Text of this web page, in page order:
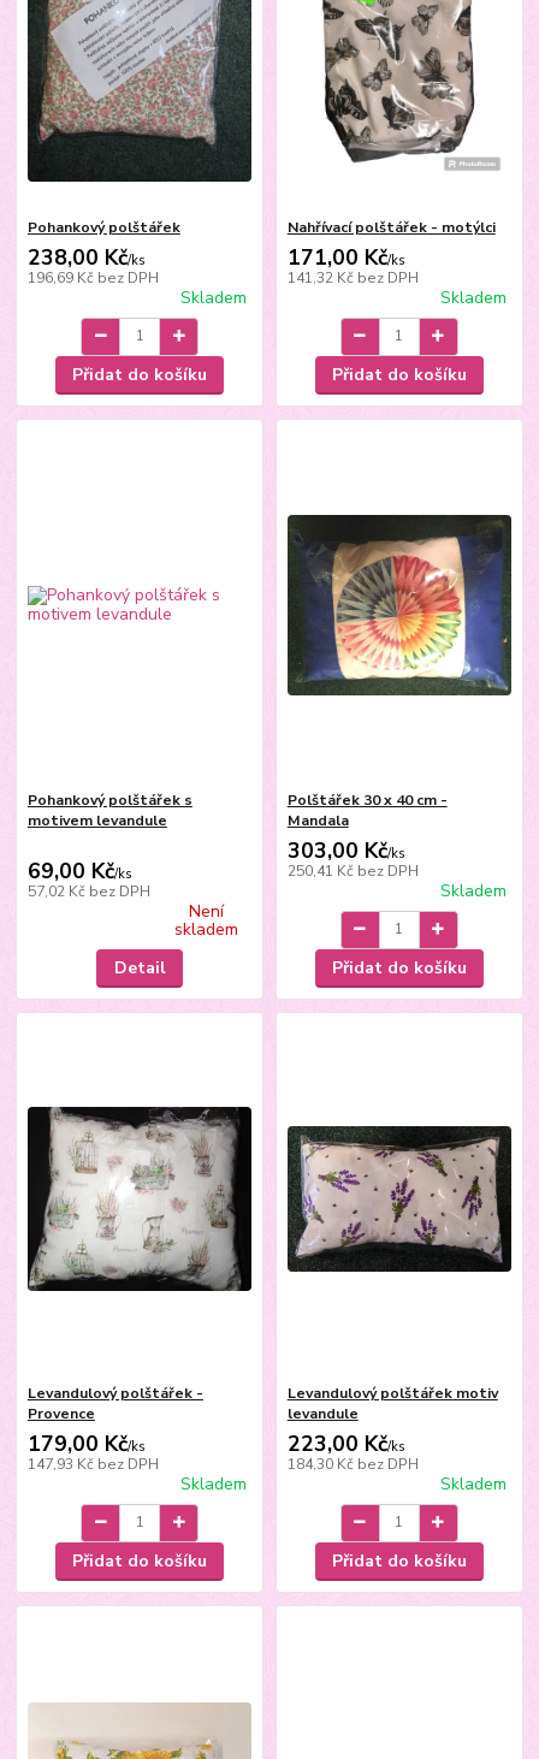
Pohankový polštářek
238,00 Kč/ks
196,69 Kč bez DPH
Skladem
Přidat do košíku
Nahřívací polštářek - motýlci
171,00 Kč/ks
141,32 Kč bez DPH
Skladem
Přidat do košíku
Pohankový polštářek s
motivem levandule
69,00 Kč/ks
57,02 Kč bez DPH
Není
skladem
Detail
Polštářek 30 x 40 cm -
Mandala
303,00 Kč/ks
250,41 Kč bez DPH
Skladem
Přidat do košíku
Levandulový polštářek -
Provence
179,00 Kč/ks
147,93 Kč bez DPH
Skladem
Přidat do košíku
Levandulový polštářek motiv
levandule
223,00 Kč/ks
184,30 Kč bez DPH
Skladem
Přidat do košíku